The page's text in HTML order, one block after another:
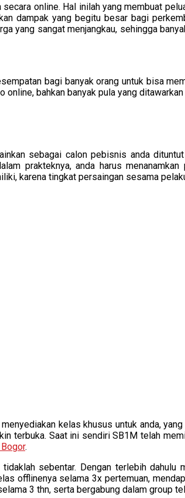
online. Hal inilah yang membuat
dampak yang begitu besar bagi
yang sangat menjangkau, sehingga
bagi banyak orang untuk bisa
bahkan banyak pula yang
sebagai calon pebisnis anda
prakteknya, anda harus
karena tingkat persaingan sesama
kelas khusus untuk anda,
terbuka. Saat ini sendiri SB1M telah
.
sebentar. Dengan terlebih dahulu
offlinenya selama 3x pertemuan,
3 thn, serta bergabung dalam group